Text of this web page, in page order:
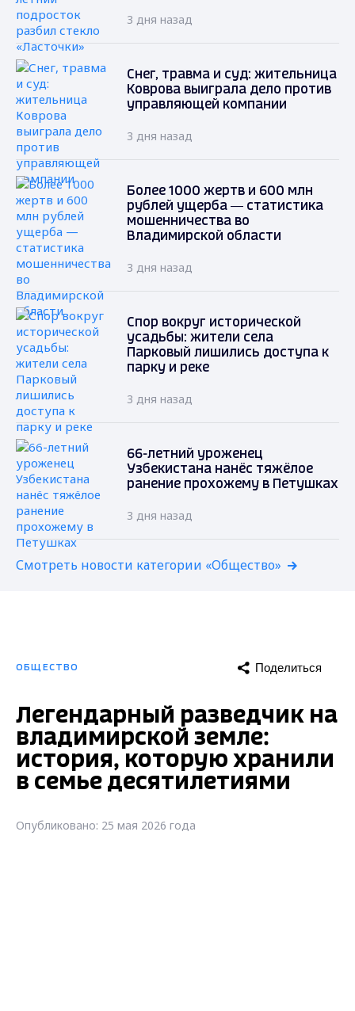
3 дня назад
Снег, травма и суд: жительница
Коврова выиграла дело против
управляющей компании
3 дня назад
Более 1000 жертв и 600 млн
рублей ущерба — статистика
мошенничества во
Владимирской области
3 дня назад
Спор вокруг исторической
усадьбы: жители села
Парковый лишились доступа к
парку и реке
3 дня назад
66-летний уроженец
Узбекистана нанёс тяжёлое
ранение прохожему в Петушках
3 дня назад
Смотреть новости категории «Общество»
ОБЩЕСТВО Поделиться
Легендарный разведчик на
владимирской земле:
история, которую хранили
в семье десятилетиями
Опубликовано: 25 мая 2026 года